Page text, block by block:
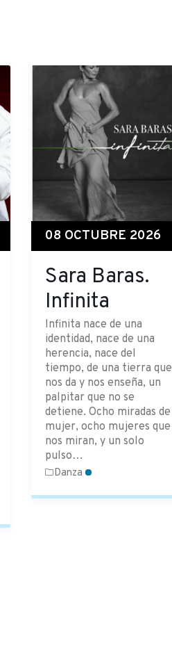
08 OCTUBRE 2026
Sara Baras.
Infinita
Infinita nace de una
identidad, nace de una
herencia, nace del
tiempo, de una tierra que
nos da y nos enseña, un
palpitar que no se
detiene. Ocho miradas de
mujer, ocho mujeres que
nos miran, y un solo
pulso…
Danza